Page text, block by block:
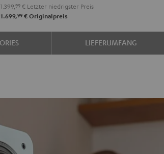
Surround
"4.1-
Set"
Schwarz
Surround
"4.1-
Set"
1.399,99 € Letzter niedrigster Preis
1.699,99 € Originalpreis
LIEFERUMFANG